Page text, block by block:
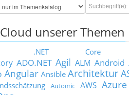
unserer Themen
.NET Core
ADO.NET Agil ALM Android
Angular Ansible Architektur
Automic AWS Azure